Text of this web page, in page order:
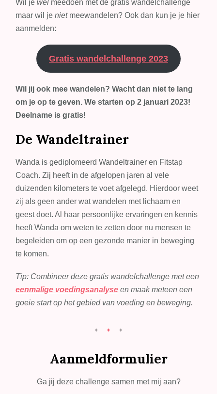
Wil jewel meedoen met de gratis wandelchallenge
maar wil jenietmeewandelen? Ook dan kun je je hier
aanmelden:
Gratis wandelchallenge 2023
Wil jij ook mee wandelen? Wacht dan niet te lang
om je op te geven. We starten op 2 januari 2023!
Deelname is gratis!
De Wandeltrainer
Wanda is gediplomeerd Wandeltrainer en Fitstap
Coach. Zij heeft in de afgelopen jaren al vele
duizenden kilometers te voet afgelegd. Hierdoor weet
zij als geen ander wat wandelen met lichaam en
geest doet. Al haar persoonlijke ervaringen en kennis
heeft Wanda om weten te zetten door nu mensen te
begeleiden om op een gezonde manier in beweging
te komen.
Tip: Combineer deze gratis wandelchallenge met een
eenmalige voedingsanalyse en maak meteen een
goeie start op het gebied van voeding en beweging.
Aanmeldformulier
Ga jij deze challenge samen met mij aan?